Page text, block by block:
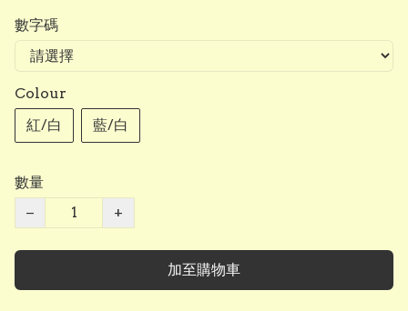
數字碼
Colour
紅/白
藍/白
數量
−
+
加至購物車